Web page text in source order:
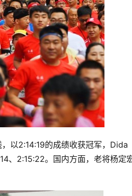
以2:14:19的成绩收获冠军，Dida
、2:15:22。国内方面，老将杨定